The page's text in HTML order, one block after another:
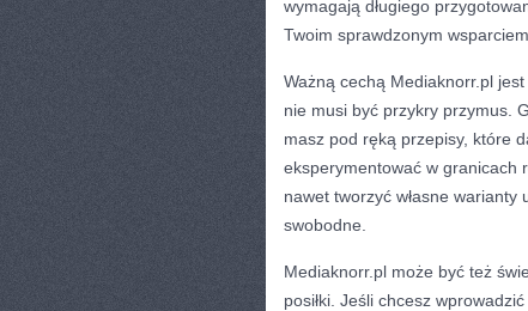
wymagają długiego
Twoim sprawdzonym
Ważną cechą Mediaknorr.pl
nie musi być przykry przymus.
masz pod ręką przepisy, które
eksperymentować w granicach
nawet tworzyć własne
swobodne.
Mediaknorr.pl może być też
posiłki. Jeśli chcesz